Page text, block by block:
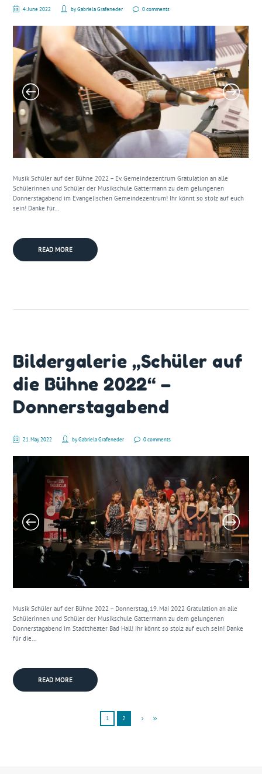
4. June 2022 byGabriela Grafeneder 0 comments
Musik Schüler auf der Bühne 2022 – Ev. Gemeindezentrum Gratulation an alle
Schülerinnen und Schüler der Musikschule Gattermann zu dem gelungenen
Donnerstagabend im Evangelischen Gemeindezentrum! Ihr könnt so stolz auf euch
sein! Danke für...
READ MORE
Bildergalerie „Schüler auf
die Bühne 2022“ –
Donnerstagabend
21. May 2022 byGabriela Grafeneder 0 comments
Musik Schüler auf der Bühne 2022 – Donnerstag, 19. Mai 2022 Gratulation an alle
Schülerinnen und Schüler der Musikschule Gattermann zu dem gelungenen
Donnerstagabend im Stadttheater Bad Hall! Ihr könnt so stolz auf euch sein! Danke
für die...
READ MORE
1 2